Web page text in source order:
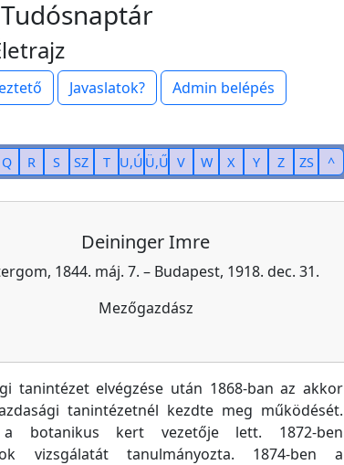
Javaslatok? Admin belépés
Q R S SZ T U,Ú Ü,Ű V W X Y Z ZS ^
Deininger Imre
1844. máj. 7. – Budapest, 1918. dec. 31.
Mezőgazdász
tanintézet elvégzése után 1868-ban az akkor
tanintézetnél kezdte meg működését.
botanikus kert vezetője lett. 1872-ben
vizsgálatát tanulmányozta. 1874-ben a